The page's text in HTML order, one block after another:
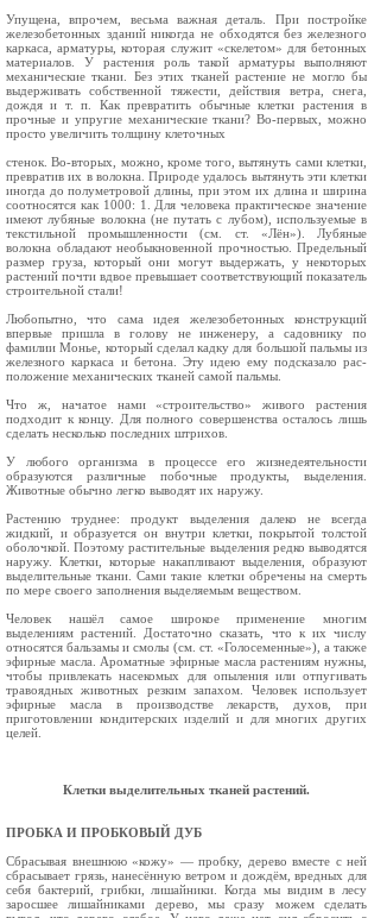
Упущена, впрочем, весьма важная деталь. При постройке
железобетонных зданий никогда не обходятся без железного
каркаса, арматуры, которая служит «скелетом» для бетонных
ма­териалов. У растения роль такой арматуры вы­полняют
механические ткани. Без этих тканей растение не могло бы
выдерживать собственной тяжести, действия ветра, снега,
дождя и т. п. Как превратить обычные клетки растения в
прочные и упругие механические ткани? Во-первых, можно
просто увеличить толщину клеточных
стенок. Во-вторых, можно, кроме того, вытянуть сами клетки,
превратив их в волокна. Природе удалось вытянуть эти клетки
иногда до полумет­ровой длины, при этом их длина и ширина
соотносятся как 1000: 1. Для человека практиче­ское значение
имеют лубяные волокна (не путать с лубом), используемые в
текстильной промыш­ленности (см. ст. «Лён»). Лубяные
волокна обла­дают необыкновенной прочностью. Предельный
размер груза, который они могут выдержать, у некоторых
растений почти вдвое превышает со­ответствующий показатель
строительной стали!
Любопытно, что сама идея железобетонных конструкций
впервые пришла в голову не инже­неру, а садовнику по
фамилии Монье, который сделал кадку для большой пальмы из
железного каркаса и бетона. Эту идею ему подсказало рас­
положение механических тканей самой пальмы.
Что ж, начатое нами «строительство» живого растения
подходит к концу. Для полного совер­шенства осталось лишь
сделать несколько пос­ледних штрихов.
У любого организма в процессе его жизнедея­тельности
образуются различные побочные про­дукты, выделения.
Животные обычно легко вы­водят их наружу.
Растению труднее: продукт выделения далеко не всегда
жидкий, и образуется он внутри клет­ки, покрытой толстой
оболочкой. Поэтому рас­тительные выделения редко выводятся
наружу. Клетки, которые накапливают выделения, обра­зуют
выделительные ткани. Сами такие клетки обречены на смерть
по мере своего заполнения выделяемым веществом.
Человек нашёл самое широкое применение многим
выделениям растений. Достаточно ска­зать, что к их числу
относятся бальзамы и смолы (см. ст. «Голосеменные»), а также
эфирные мас­ла. Ароматные эфирные масла растениям нуж­ны,
чтобы привлекать насекомых для опыления или отпугивать
травоядных животных резким запахом. Человек использует
эфирные масла в производстве лекарств, духов, при
приготовле­нии кондитерских изделий и для многих других
целей.
Клетки выделительных тканей растений.
ПРОБКА И ПРОБКОВЫЙ ДУБ
Сбрасывая внешнюю «кожу» — пробку, дерево вместе с ней
сбрасывает грязь, нанесённую ветром и дождём, вредных для
себя бактерий, грибки, лишайники. Когда мы видим в лесу
заросшее лишайниками дерево, мы сразу можем сделать